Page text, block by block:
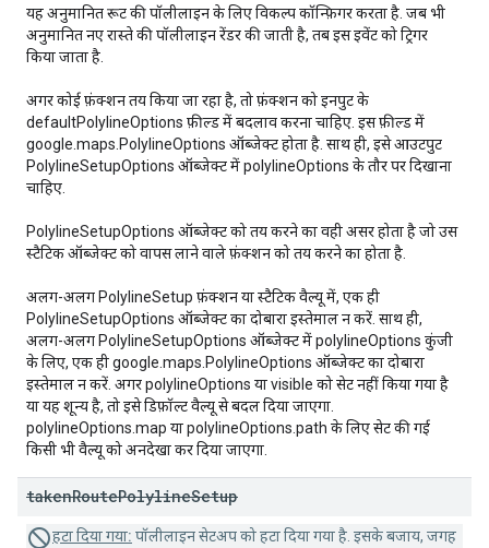
यह अनुमानित रूट की पॉलीलाइन के लिए विकल्प कॉन्फ़िगर करता है. जब भी
अनुमानित नए रास्ते की पॉलीलाइन रेंडर की जाती है, तब इस इवेंट को ट्रिगर
किया जाता है.
अगर कोई फ़ंक्शन तय किया जा रहा है, तो फ़ंक्शन को इनपुट के
defaultPolylineOptions फ़ील्ड में बदलाव करना चाहिए. इस फ़ील्ड में
google.maps.PolylineOptions ऑब्जेक्ट होता है. साथ ही, इसे आउटपुट
PolylineSetupOptions ऑब्जेक्ट में polylineOptions के तौर पर दिखाना
चाहिए.
PolylineSetupOptions ऑब्जेक्ट को तय करने का वही असर होता है जो उस
स्टैटिक ऑब्जेक्ट को वापस लाने वाले फ़ंक्शन को तय करने का होता है.
अलग-अलग PolylineSetup फ़ंक्शन या स्टैटिक वैल्यू में, एक ही
PolylineSetupOptions ऑब्जेक्ट का दोबारा इस्तेमाल न करें. साथ ही,
अलग-अलग PolylineSetupOptions ऑब्जेक्ट में polylineOptions कुंजी
के लिए, एक ही google.maps.PolylineOptions ऑब्जेक्ट का दोबारा
इस्तेमाल न करें. अगर polylineOptions या visible को सेट नहीं किया गया है
या यह शून्य है, तो इसे डिफ़ॉल्ट वैल्यू से बदल दिया जाएगा.
polylineOptions.map या polylineOptions.path के लिए सेट की गई
किसी भी वैल्यू को अनदेखा कर दिया जाएगा.
takenRoutePolylineSetup
हटा दिया गया: पॉलीलाइन सेटअप को हटा दिया गया है. इसके बजाय, जगह